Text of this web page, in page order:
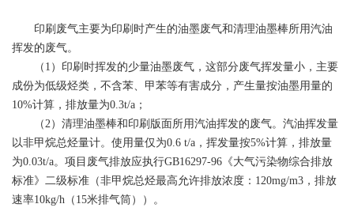
印刷废气主要为印刷时产生的油墨废气和清理油墨棒所用汽油
挥发的废气。
（1）印刷时挥发的少量油墨废气，这部分废气挥发量小，主要
成份为低级烃类，不含苯、甲苯等有害成分，产生量按油墨用量的
10%计算，排放量为0.3t/a；
（2）清理油墨棒和印刷版面所用汽油挥发的废气。汽油挥发量
以非甲烷总烃量计。使用量仅为0.6 t/a，挥发量按5%计算，排放量
为0.03t/a。项目废气排放应执行GB16297-96《大气污染物综合排放
标准》二级标准（非甲烷总烃最高允许排放浓度：120mg/m3，排放
速率10kg/h（15米排气筒））。